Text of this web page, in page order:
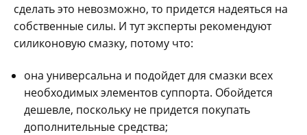
сделать это невозможно, то придется надеяться на
собственные силы. И тут эксперты рекомендуют
силиконовую смазку, потому что:
она универсальна и подойдет для смазки всех
необходимых элементов суппорта. Обойдется
дешевле, поскольку не придется покупать
дополнительные средства;